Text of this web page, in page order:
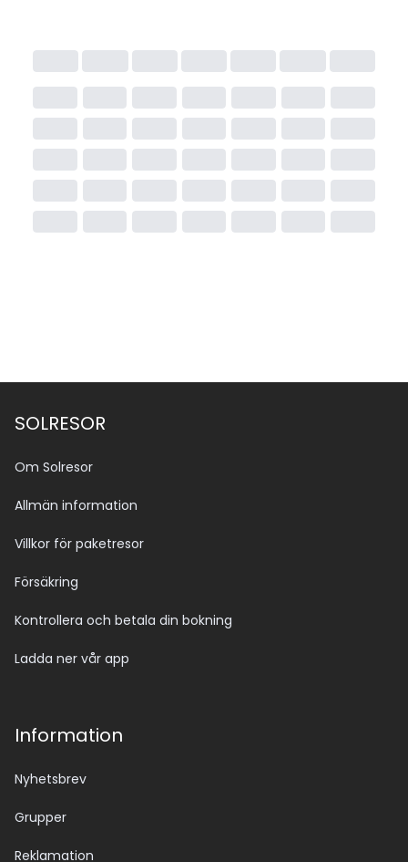
SOLRESOR
Om Solresor
Allmän information
Villkor för paketresor
Försäkring
Kontrollera och betala din bokning
Ladda ner vår app
Information
Nyhetsbrev
Grupper
Reklamation